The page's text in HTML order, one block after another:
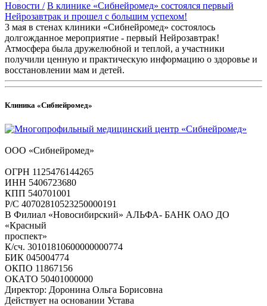
Новости / В клинике «Сибнейромед» состоялся первый
Нейрозавтрак и прошел с большим успехом!
3 мая в стенах клиники «Сибнейромед» состоялось
долгожданное мероприятие - первый Нейрозавтрак!
Атмосфера была дружелюбной и теплой, а участники
получили ценную и практическую информацию о здоровье и
восстановлении мам и детей.
Клиника «Сибнейромед»
ООО «Сибнейромед»
ОГРН 1125476144265
ИНН 5406723680
КПП 540701001
Р/С 40702810523250000191
В Филиал «Новосибирский» АЛЬФА- БАНК ОАО ДО
«Красный
проспект»
К/сч. 30101810600000000774
БИК 045004774
ОКПО 11867156
ОКАТО 50401000000
Директор: Доронина Ольга Борисовна
Действует на основании Устава